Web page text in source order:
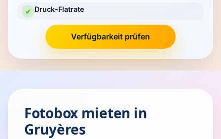
✔ Druck-Flatrate
Verfügbarkeit prüfen
Fotobox mieten in
Gruyères